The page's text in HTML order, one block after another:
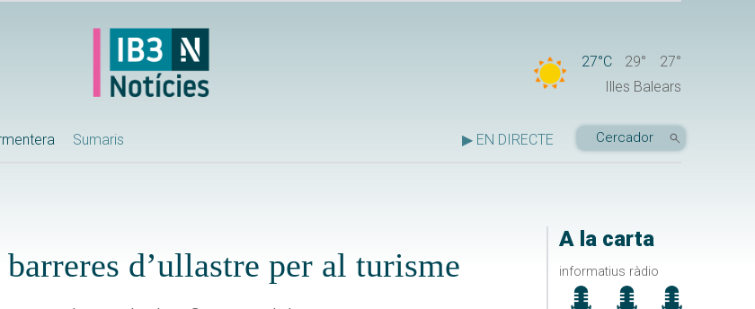
27°C 29°
27°
Illes Balears
Sumaris ▶ EN DIRECTE
A la carta
informatius ràdio
d’ullastre per al turisme